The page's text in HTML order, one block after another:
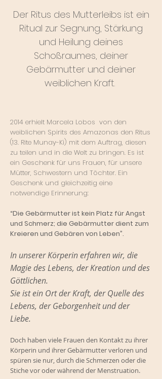
Der Ritus des Mutterleibs ist ein
Ritual zur Segnung, Stärkung
und Heilung deines
Schoßraumes, deiner
Gebärmutter und deiner
weiblichen Kraft.
2014 erhielt Marcela Lobos von den
weiblichen Spirits des Amazonas den Ritus
(13. Rite Munay-Ki) mit dem Auftrag, diesen
zu teilen und in die Welt zu bringen. Es ist
ein Geschenk für uns Frauen, für unsere
Mütter, Schwestern und Töchter. Ein
Geschenk und gleichzeitig eine
notwendige Erinnerung:
“Die Gebärmutter ist kein Platz für Angst
und Schmerz; die Gebärmutter dient zum
Kreieren und Gebären von Leben”.
In unserer Körperin erfahren wir, die
Magie des Lebens, der Kreation und des
Göttlichen.
Sie ist ein Ort der Kraft, der Quelle des
Lebens, der Geborgenheit und der
Liebe.
Doch haben viele Frauen den Kontakt zu ihrer
Körperin und ihrer Gebärmutter verloren und
spüren sie nur, durch die Schmerzen oder die
Stiche vor oder während der Menstruation.